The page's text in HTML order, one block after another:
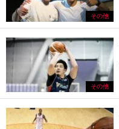
その他
その他